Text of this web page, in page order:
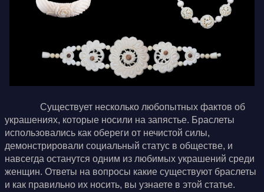
Существует несколько любопытных фактов об
украшениях, которые носили на запястье. Браслеты
использовались как обереги от нечистой силы,
демонстрировали социальный статус в обществе, и
навсегда останутся одним из любимых украшений среди
женщин. Ответы на вопросы какие существуют браслеты
и как правильно их носить, вы узнаете в этой статье.